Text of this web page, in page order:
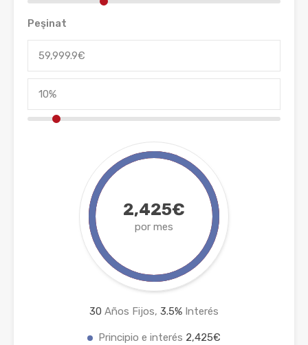
Peşinat
2,425€
por mes
30 Años Fijos, 3.5% Interés
Principio e interés 2,425€